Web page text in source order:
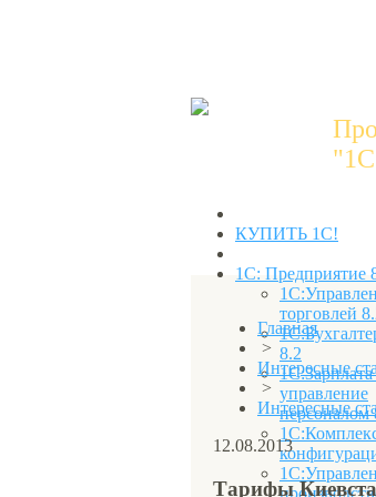
КУПИТЬ 1С!
1С: Предприятие
торговлей
8.2
управление
персоналом
Главная
>
Интересные
>
Интересные
12.08.2013
Тарифы